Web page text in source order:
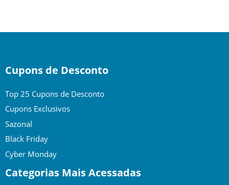
Cupons de Desconto
Top 25 Cupons de Desconto
Cupons Exclusivos
Sazonal
Black Friday
Cyber Monday
Categorias Mais Acessadas